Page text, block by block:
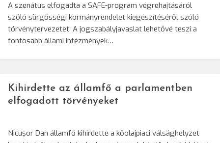
A szenátus elfogadta a SAFE-program végrehajtásáról
szóló sürgősségi kormányrendelet kiegészítéséről szóló
törvénytervezetet. A jogszabályjavaslat lehetővé teszi a
fontosabb állami intézmények…
Kihirdette az államfő a parlamentben
elfogadott törvényeket
Nicușor Dan államfő kihirdette a kőolajpiaci válsághelyzet